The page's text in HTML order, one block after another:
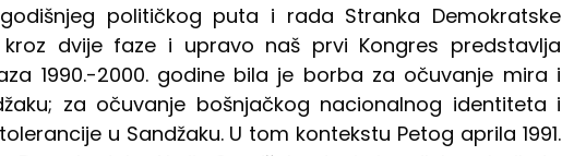
političkog puta i rada Stranka Demokratske
dvije faze i upravo naš prvi Kongres predstavlja
1990.-2000. godine bila je borba za očuvanje mira i
za očuvanje bošnjačkog nacionalnog identiteta i
u Sandžaku. U tom kontekstu Petog aprila 1991.